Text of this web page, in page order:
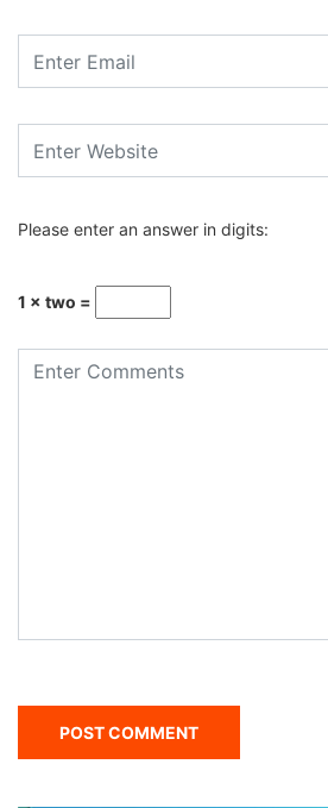
Please enter an answer in digits:
1 × two =